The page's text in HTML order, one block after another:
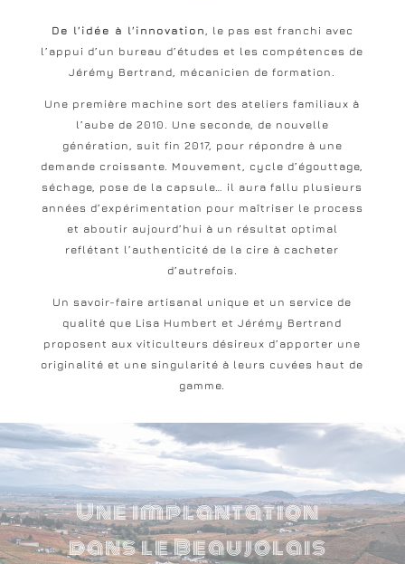
De l’idée à l’innovation
, le pas est franchi avec
l’appui d’un bureau d’études et les compétences de
Jérémy Bertrand, mécanicien de formation.
Une première machine sort des ateliers familiaux à
l’aube de 2010. Une seconde, de nouvelle
génération, suit fin 2017, pour répondre à une
demande croissante. Mouvement, cycle d’égouttage,
séchage, pose de la capsule… il aura fallu plusieurs
années d’expérimentation pour maîtriser le process
et aboutir aujourd’hui à un résultat optimal
reflétant l’authenticité de la cire à cacheter
d’autrefois.
Un savoir-faire artisanal unique et un service de
qualité que Lisa Humbert et Jérémy Bertrand
proposent aux viticulteurs désireux d’apporter une
originalité et une singularité à leurs cuvées haut de
gamme.
Une implantation
dans le Beaujolais